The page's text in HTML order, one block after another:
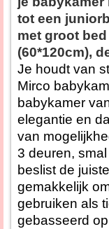
tot een
met groot
(60*120cm),
Je houdt van
Mirco
babykamer
elegantie en
van
3 deuren,
beslist de
gemakkelijk
gebruiken als
gebasseerd